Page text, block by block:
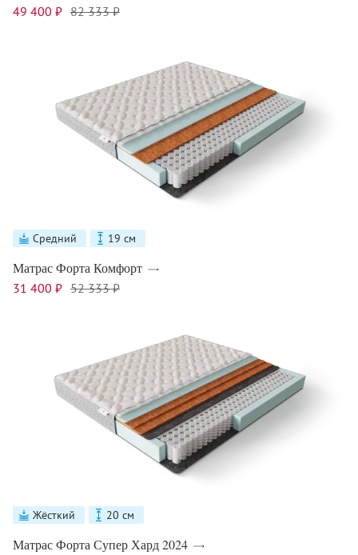
49 400 ₽ 82 333 ₽
Средний 19 см
Матрас Форта Комфорт
31 400 ₽ 52 333 ₽
Жёсткий 20 см
Матрас Форта Супер Хард 2024